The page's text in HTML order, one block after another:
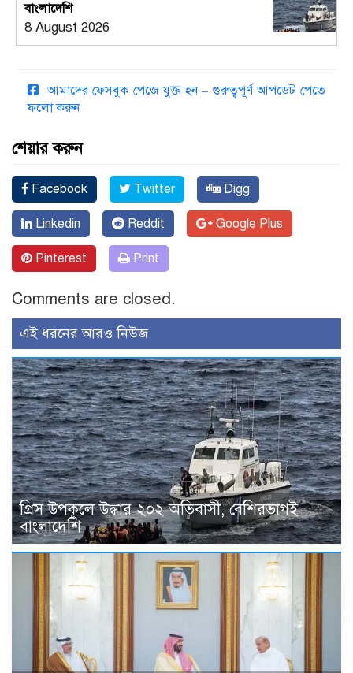
বাংলাদেশি
8 August 2026
আমাদের ফেসবুক পেজে যুক্ত হন – গুরুত্বপূর্ণ আপডেট পেতে
ফলো করুন
শেয়ার করুন
Facebook Twitter Digg
Linkedin Reddit Google Plus
Pinterest Print
Comments are closed.
এই ধরনের আরও নিউজ
গ্রিস উপকূলে উদ্ধার ২০২ অভিবাসী, বেশিরভাগই
বাংলাদেশি